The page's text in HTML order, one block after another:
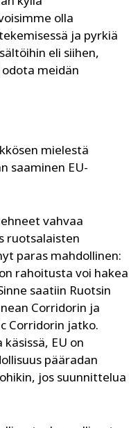
olla
ja pyrkiä
eli siihen,
meidän
mielestä
saaminen EU-
vahvaa
ruotsalaisten
paras mahdollinen:
rahoitusta voi hakea
saatiin Ruotsin
Corridorin ja
Corridorin jatko.
EU on
pääradan
jos suunnittelua